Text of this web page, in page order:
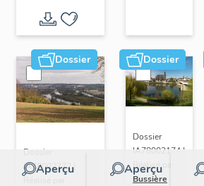
Dossier
Aperçu
Dossier
IA78002272 |
Dossier
Aperçu
Dossier
IA78002174 |
Réalisé par
Bussière